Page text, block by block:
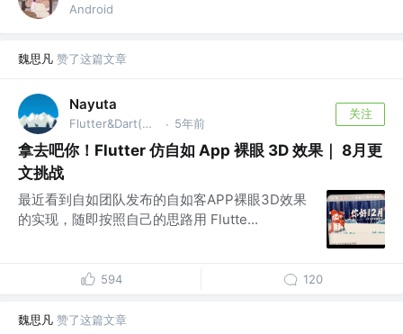
Android
魏思凡 赞了这篇文章
Nayuta
Flutter&Dart(GDE) 谷歌开发者专家 · 5年前
关注
拿去吧你！Flutter 仿自如 App 裸眼 3D 效果｜ 8月更
文挑战
最近看到自如团队发布的自如客APP裸眼3D效果
的实现，随即按照自己的思路用 Flutte...
594 120
魏思凡 赞了这篇文章